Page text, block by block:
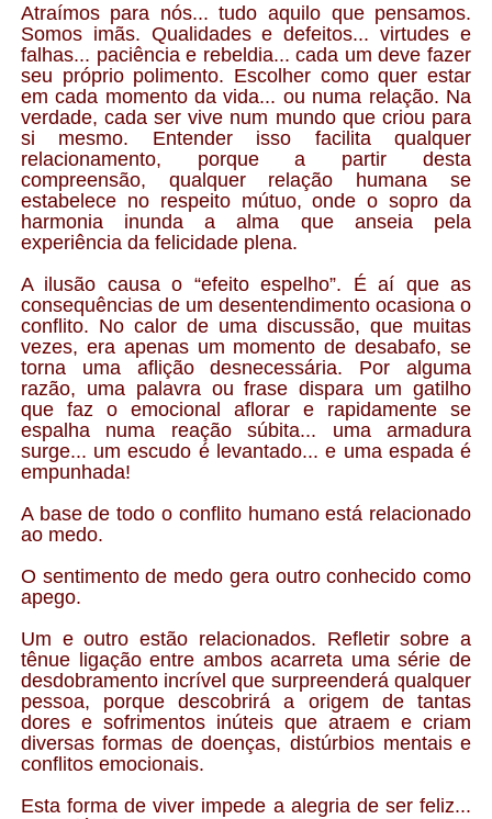
Atraímos para nós... tudo aquilo que pensamos.
Somos imãs. Qualidades e defeitos... virtudes e
falhas... paciência e rebeldia... cada um deve fazer
seu próprio polimento. Escolher como quer estar
em cada momento da vida... ou numa relação. Na
verdade, cada ser vive num mundo que criou para
si mesmo. Entender isso facilita qualquer
relacionamento, porque a partir desta
compreensão, qualquer relação humana se
estabelece no respeito mútuo, onde o sopro da
harmonia inunda a alma que anseia pela
experiência da felicidade plena.
A ilusão causa o “efeito espelho”. É aí que as
consequências de um desentendimento ocasiona o
conflito. No calor de uma discussão, que muitas
vezes, era apenas um momento de desabafo, se
torna uma aflição desnecessária. Por alguma
razão, uma palavra ou frase dispara um gatilho
que faz o emocional aflorar e rapidamente se
espalha numa reação súbita... uma armadura
surge... um escudo é levantado... e uma espada é
empunhada!
A base de todo o conflito humano está relacionado
ao medo.
O sentimento de medo gera outro conhecido como
apego.
Um e outro estão relacionados. Refletir sobre a
tênue ligação entre ambos acarreta uma série de
desdobramento incrível que surpreenderá qualquer
pessoa, porque descobrirá a origem de tantas
dores e sofrimentos inúteis que atraem e criam
diversas formas de doenças, distúrbios mentais e
conflitos emocionais.
Esta forma de viver impede a alegria de ser feliz...